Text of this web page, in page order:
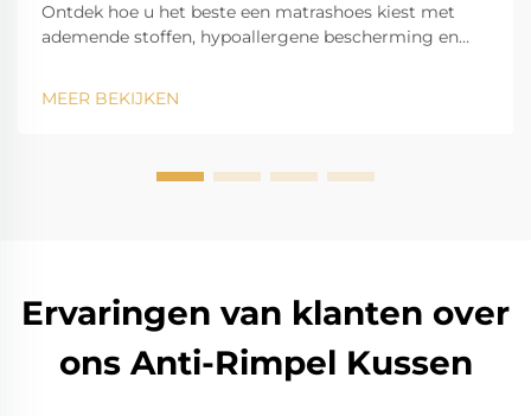
Ontdek hoe u het beste een matrashoes kiest met
ademende stoffen, hypoallergene bescherming en
bedden. Download uw gids nu.
MEER BEKIJKEN
Ervaringen van klanten over
ons Anti-Rimpel Kussen